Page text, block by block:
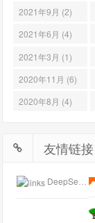
2021年9月 (2)
2021年6月 (4)
2021年3月 (1)
2020年11月 (6)
2020年8月 (4)
友情链接
DeepSeek开放平台